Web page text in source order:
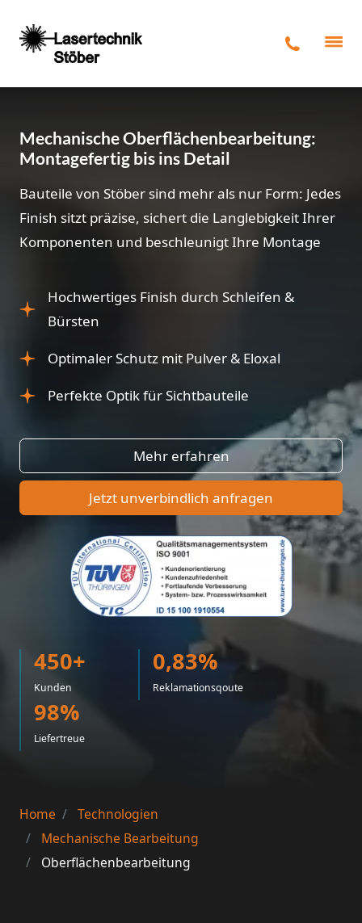
Mechanische Oberflächenbearbeitung:
Montagefertig bis ins Detail
Bauteile von Stöber sind mehr als nur Form: Jedes
Finish sitzt präzise, sichert die Langlebigkeit Ihrer
Komponenten und beschleunigt Ihre Montage
Hochwertiges Finish durch Schleifen &
Bürsten
Optimaler Schutz mit Pulver & Eloxal
Perfekte Optik für Sichtbauteile
Mehr erfahren
Jetzt unverbindlich anfragen
450+
Kunden
0,83%
Reklamationsqoute
98%
Liefertreue
Home
Technologien
Mechanische Bearbeitung
Oberflächenbearbeitung